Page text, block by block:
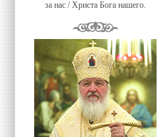
за нас / Христа Бога нашего.